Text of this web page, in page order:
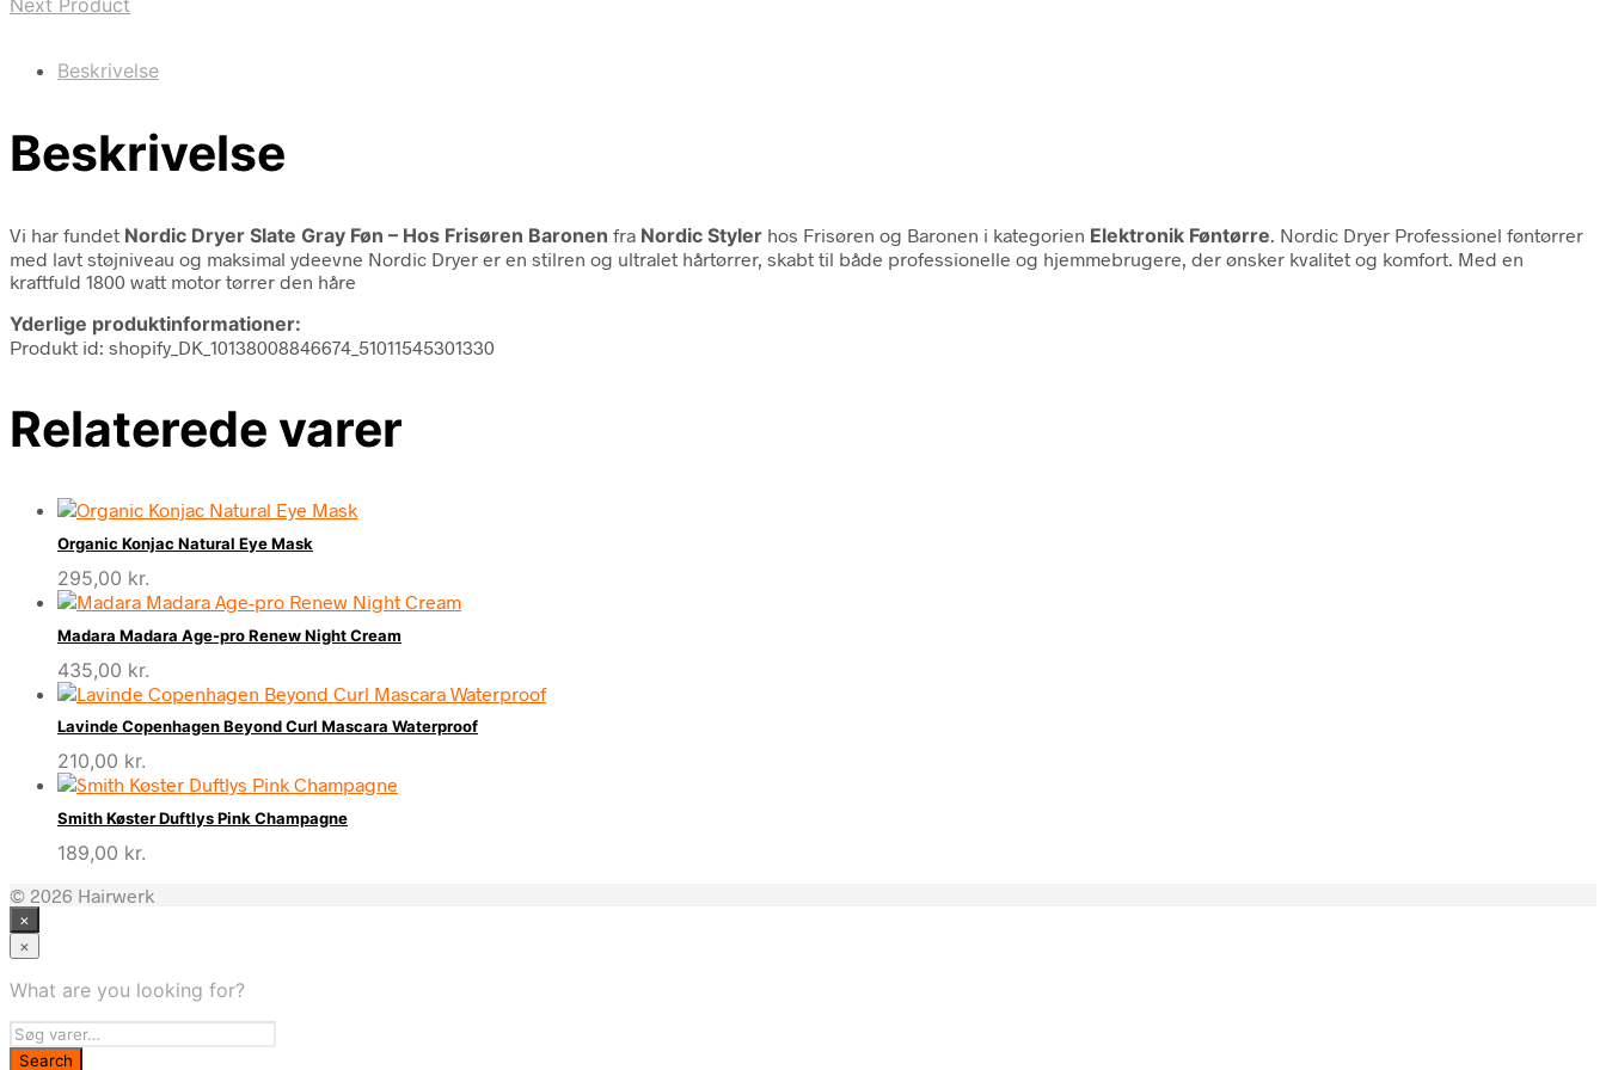
Beskrivelse
Beskrivelse
Vi har fundet Nordic Dryer Slate Gray Føn – Hos Frisøren Baronen fra Nordic Styler hos Frisøren og Baronen i kategorien Elektronik Føntørre . Nordic Dryer Professionel føntørrer
med lavt støjniveau og maksimal ydeevne Nordic Dryer er en stilren og ultralet hårtørrer, skabt til både professionelle og hjemmebrugere, der ønsker kvalitet og komfort. Med en
kraftfuld 1800 watt motor tørrer den håre
Yderlige produktinformationer:
Produkt id: shopify_DK_10138008846674_51011545301330
Relaterede varer
Organic Konjac Natural Eye Mask
295,00 kr.
Madara Madara Age-pro Renew Night Cream
435,00 kr.
Lavinde Copenhagen Beyond Curl Mascara Waterproof
210,00 kr.
Smith Køster Duftlys Pink Champagne
189,00 kr.
© 2026 Hairwerk
×
×
What are you looking for?